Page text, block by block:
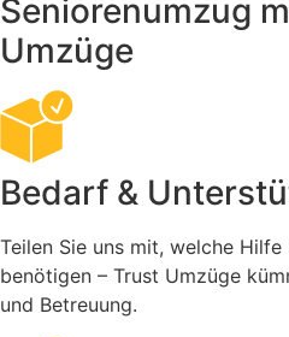
Senioren­umzug
Umzüge
Bedarf &
Teilen Sie uns mit, welche
benötigen – Trust Umzüge
und Betreuung.